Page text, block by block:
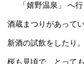
「嬉野温泉」 へ行
酒蔵まつりがあって
新酒の試飲をしたり。
桜も見頃で、とって